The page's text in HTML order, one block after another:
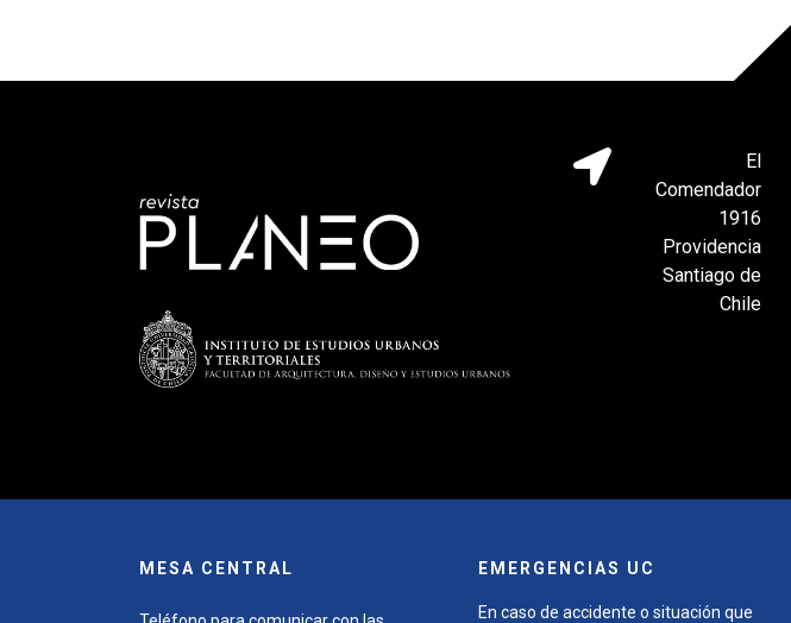
El
Comendador
1916
Providencia
Santiago de
Chile
MESA CENTRAL EMERGENCIAS UC
En caso de accidente o situación que